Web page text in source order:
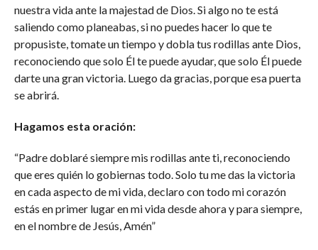
nuestra vida ante la majestad de Dios. Si algo no te está
saliendo como planeabas, si no puedes hacer lo que te
propusiste, tomate un tiempo y dobla tus rodillas ante Dios,
reconociendo que solo Él te puede ayudar, que solo Él puede
darte una gran victoria. Luego da gracias, porque esa puerta
se abrirá.
Hagamos esta oración:
“Padre doblaré siempre mis rodillas ante ti, reconociendo
que eres quién lo gobiernas todo. Solo tu me das la victoria
en cada aspecto de mi vida, declaro con todo mi corazón
estás en primer lugar en mi vida desde ahora y para siempre,
en el nombre de Jesús, Amén”